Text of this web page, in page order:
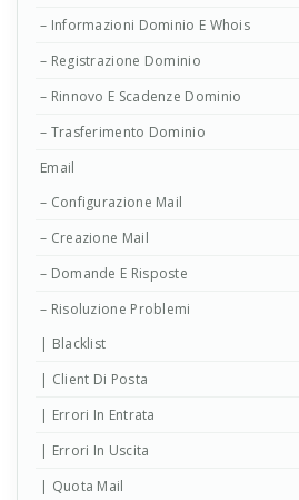
– Informazioni Dominio E Whois
– Registrazione Dominio
– Rinnovo E Scadenze Dominio
– Trasferimento Dominio
Email
– Configurazione Mail
– Creazione Mail
– Domande E Risposte
– Risoluzione Problemi
| Blacklist
| Client Di Posta
| Errori In Entrata
| Errori In Uscita
| Quota Mail